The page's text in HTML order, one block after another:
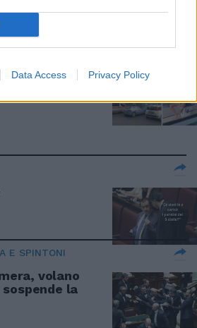
Data Access Privacy Policy
nella notte
E SPINTONI
volano
la